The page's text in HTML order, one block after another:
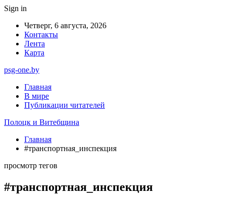
Sign in
Четверг, 6 августа, 2026
Контакты
Лента
Карта
psg-one.by
Главная
В мире
Публикации читателей
Полоцк и Витебщина
Главная
#транспортная_инспекция
просмотр тегов
#транспортная_инспекция